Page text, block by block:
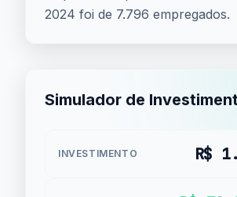
2024 foi de 7.796 empregados.
Simulador de
INVESTIMENTO R$